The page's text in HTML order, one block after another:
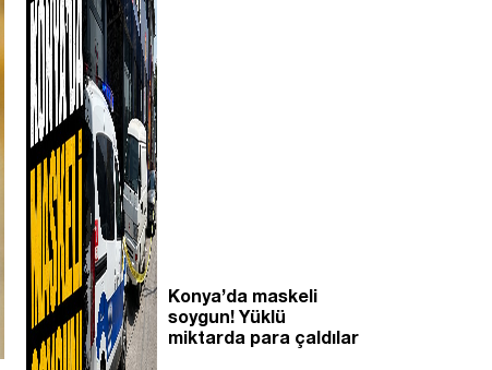
Konya’da maskeli
soygun! Yüklü
miktarda para çaldılar